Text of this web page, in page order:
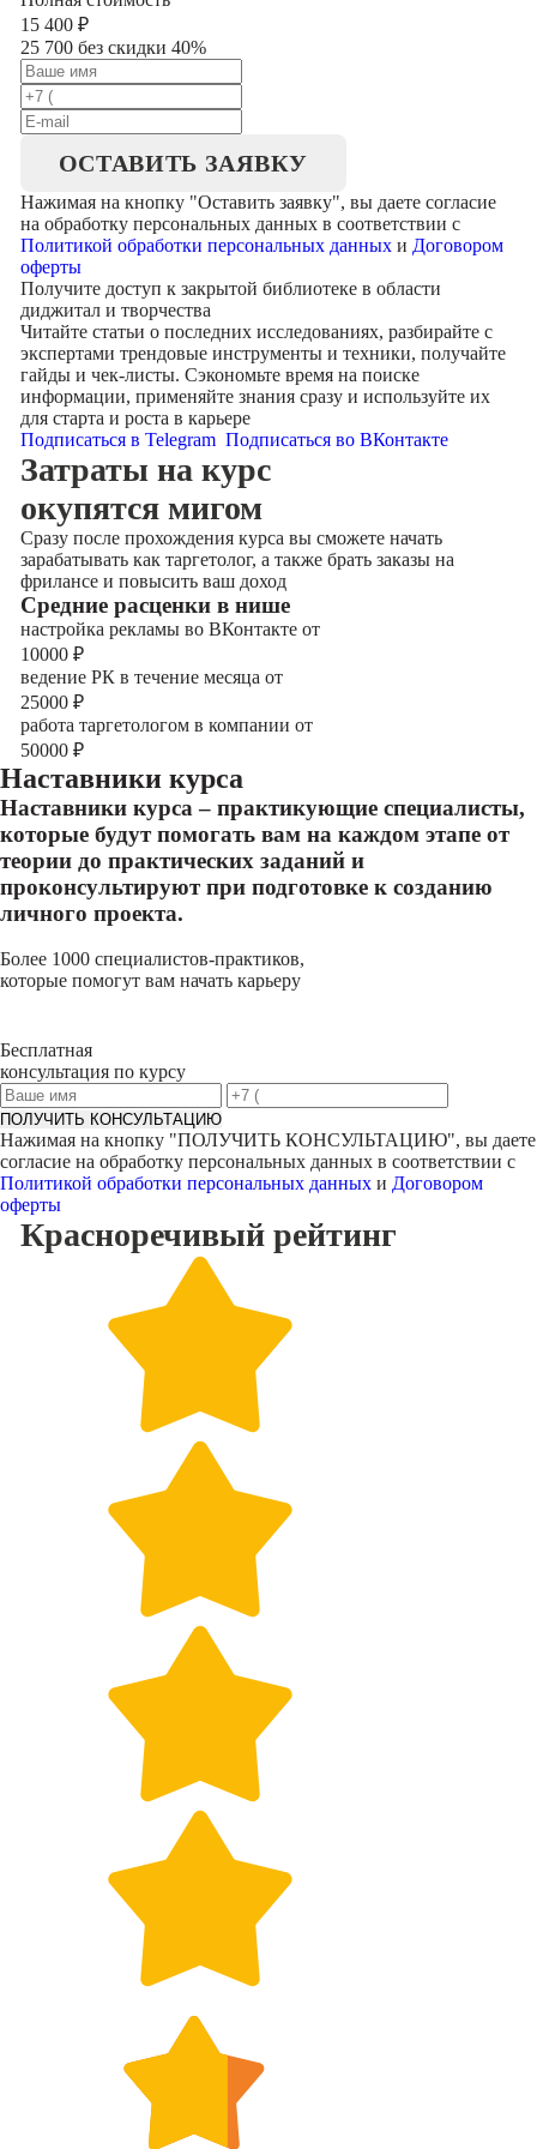
15 400 ₽
25 700 без скидки 40%
ОСТАВИТЬ ЗАЯВКУ
Нажимая на кнопку "Оставить заявку", вы даете согласие
на обработку персональных данных в соответствии с
Политикой обработки персональных данныхи Договором
оферты
Получите доступ к закрытой библиотекев области
диджитал и творчества
Читайте статьи о последних исследованиях, разбирайте с
экспертами трендовые инструменты и техники, получайте
гайды и чек-листы. Сэкономьте время на поиске
информации, применяйте знания сразу и используйте их
для старта и роста в карьере
Подписаться в Telegram Подписаться во ВКонтакте
Затраты на курс
окупятся мигом
Сразу после прохождения курса вы сможете начать
зарабатывать как таргетолог, а также брать заказы на
фрилансе и повысить ваш доход
Cредние расценки в нише
настройка рекламы во ВКонтакте от
10000 ₽
ведение РК в течение месяца от
25000 ₽
работа таргетологом в компании от
50000 ₽
Наставники курса
Наставники курса – практикующие специалисты,
которые будут помогать вам на каждом этапе от
теории до практических заданий и
проконсультируют при подготовке к созданию
личного проекта.
Более 1000 специалистов-практиков,
которые помогут вам начать карьеру
Бесплатная
консультация по курсу
ПОЛУЧИТЬ КОНСУЛЬТАЦИЮ
Нажимая на кнопку "ПОЛУЧИТЬ КОНСУЛЬТАЦИЮ", вы даете
согласие на обработку персональных данных в соответствии с
Политикой обработки персональных данных и Договором
оферты
Красноречивый рейтинг